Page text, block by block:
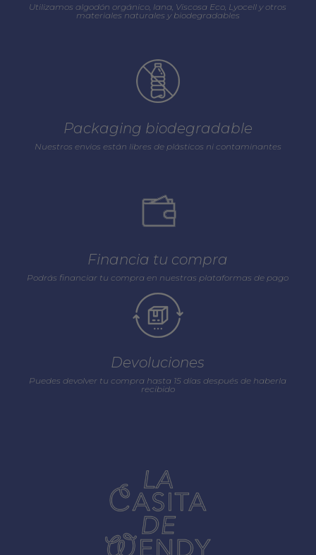
Utilizamos algodón orgánico, lana, Viscosa Eco, Lyocell y otros
materiales naturales y biodegradables
Packaging biodegradable
Nuestros envios están libres de plásticos ni contaminantes
Financia tu compra
Podrás financiar tu compra en nuestras plataformas de pago
Devoluciones
Puedes devolver tu compra hasta 15 días después de haberla
recibido